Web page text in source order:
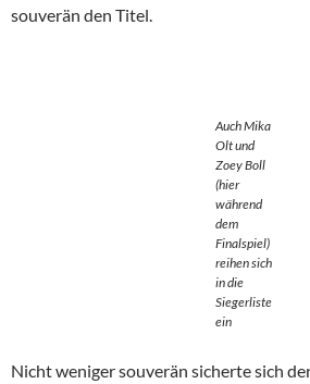
souverän den Titel.
Auch Mika
Olt und
Zoey Boll
(hier
während
dem
Finalspiel)
reihen sich
in die
Siegerliste
ein
Nicht weniger souverän sicherte sich